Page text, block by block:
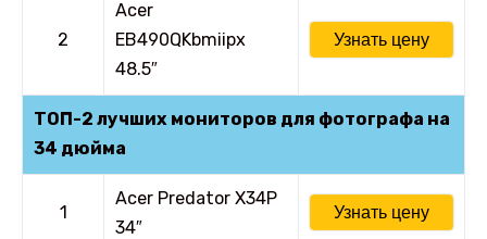
2
Acer
EB490QKbmiipx
48.5″
Узнать цену
ТОП-2 лучших мониторов для фотографа на
34 дюйма
1
Acer Predator X34P
34″
Узнать цену